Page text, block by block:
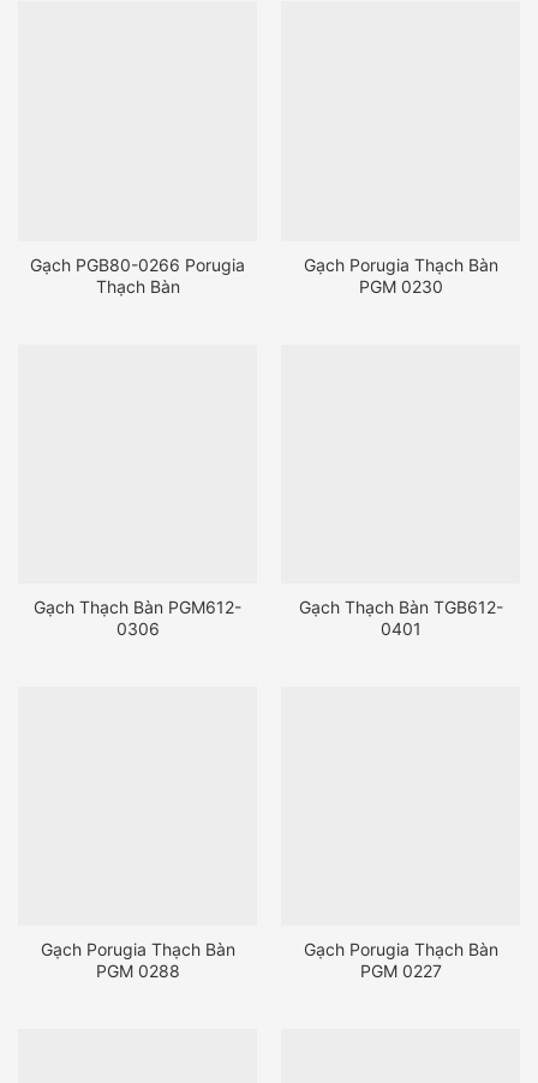
Gạch PGB80-0266 Porugia
Thạch Bàn
Gạch Porugia Thạch Bàn
PGM 0230
Gạch Thạch Bàn PGM612-
0306
Gạch Thạch Bàn TGB612-
0401
Gạch Porugia Thạch Bàn
PGM 0288
Gạch Porugia Thạch Bàn
PGM 0227